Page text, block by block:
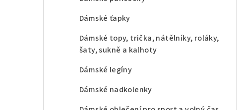
Dámské ťapky
Dámské topy, trička, nátělníky, roláky,
šaty, sukně a kalhoty
Dámské legíny
Dámské nadkolenky